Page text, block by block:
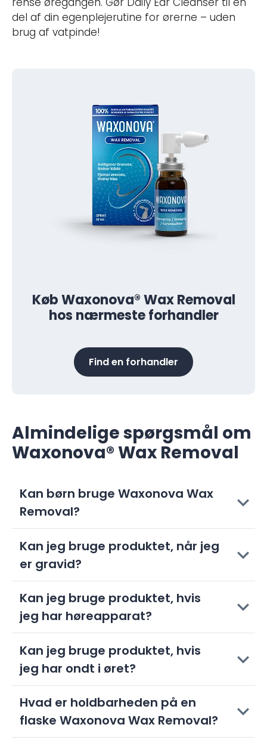
del af din egenplejerutine for ørerne – uden
brug af vatpinde!
Køb Waxonova® Wax Removal
hos nærmeste forhandler
Find en forhandler
Almindelige spørgsmål om
Waxonova® Wax Removal
Kan børn bruge Waxonova Wax
Removal?
Kan jeg bruge produktet, når jeg
er gravid?
Kan jeg bruge produktet, hvis
jeg har høreapparat?
Kan jeg bruge produktet, hvis
jeg har ondt i øret?
Hvad er holdbarheden på en
flaske Waxonova Wax Removal?